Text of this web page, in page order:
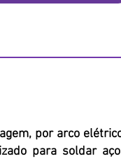
por arco
para soldar